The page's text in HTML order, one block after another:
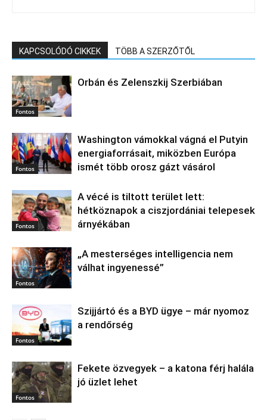
KAPCSOLÓDÓ CIKKEK TÖBB A SZERZŐTŐL
Fontos
Orbán és Zelenszkij Szerbiában
Fontos
Washington vámokkal vágná el Putyin
energiaforrásait, miközben Európa
ismét több orosz gázt vásárol
Fontos
A vécé is tiltott terület lett:
hétköznapok a ciszjordániai telepesek
árnyékában
Fontos
„A mesterséges intelligencia nem
válhat ingyenessé”
Fontos
Szijjártó és a BYD ügye – már nyomoz
a rendőrség
Fontos
Fekete özvegyek – a katona férj halála
jó üzlet lehet